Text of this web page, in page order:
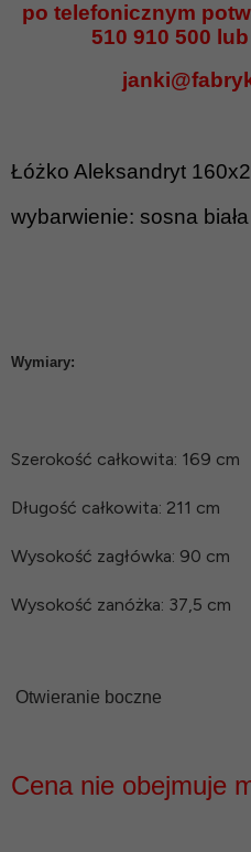
po telefonicznym
510 910 500
Łóżko Aleksandryt
wybarwienie: sosna
Wymiary:
Szerokość całkowita: 169 cm
Długość całkowita: 211 cm
Wysokość zagłówka: 90 cm
Wysokość zanóżka: 37,5 cm
Otwieranie boczne
Cena nie obejmuje